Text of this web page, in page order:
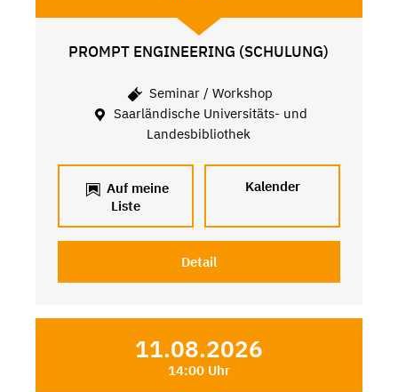
PROMPT ENGINEERING (SCHULUNG)
Seminar / Workshop
Saarländische Universitäts- und
Landesbibliothek
Auf meine
Liste
Kalender
Detail
11.08.2026
14:00 Uhr